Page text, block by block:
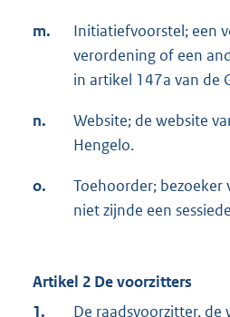
m.
Initiatiefvoorstel; een
verordening of een
in artikel 147a van de
n.
Website; de website
Hengelo.
o.
Toehoorder;
niet zijnde een
Artikel 2 De voorzitters
1.
De raadsvoorzitter, de